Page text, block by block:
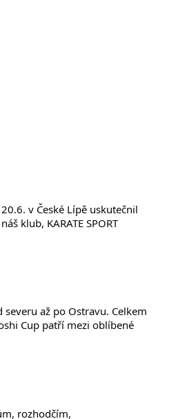
klub, KARATE SPORT
Cup patří mezi oblíbené